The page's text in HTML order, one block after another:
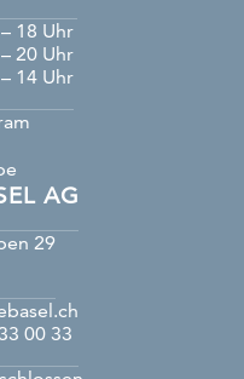
18 Uhr
20 Uhr
14 Uhr
AG
29
00 33